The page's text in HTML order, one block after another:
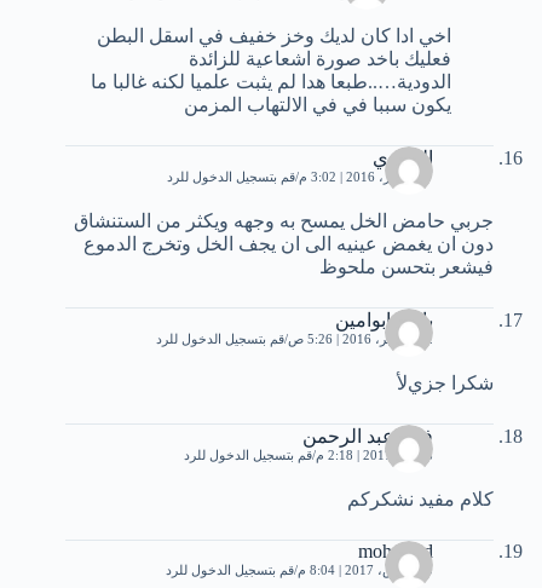
اخي ادا كان لديك وخز خفيف في اسقل البطن
فعليك باخد صورة اشعاعية للزائدة
الدودية…..طبعا هدا لم يثبت علميا لكنه غالبا ما
يكون سببا في في الالتهاب المزمن
البخاري
27 أكتوبر، 2016 | 3:02 م قم بتسجيل الدخول للرد
جربي حامض الخل يمسح به وجهه ويكثر من الستنشاق
دون ان يغمض عينيه الى ان يجف الخل وتخرج الدموع
فيشعر بتحسن ملحوظ
بابكر ابوامين
12 نوفمبر، 2016 | 5:26 ص قم بتسجيل الدخول للرد
شكرا جزيﻷ
فلاح عبد الرحمن
8 يناير، 2017 | 2:18 م قم بتسجيل الدخول للرد
كلام مفيد نشكركم
mohamed
30 مارس، 2017 | 8:04 م قم بتسجيل الدخول للرد